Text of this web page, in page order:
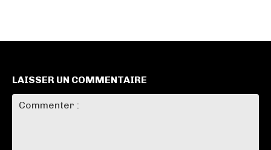
LAISSER UN COMMENTAIRE